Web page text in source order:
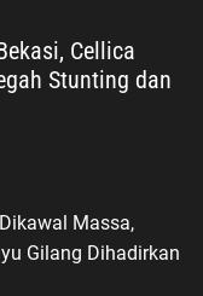
Cellica
Stunting dan